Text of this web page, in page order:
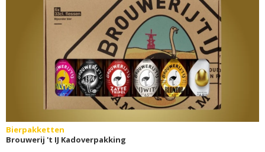
Bierpakketten
Brouwerij 't IJ Kadoverpakking